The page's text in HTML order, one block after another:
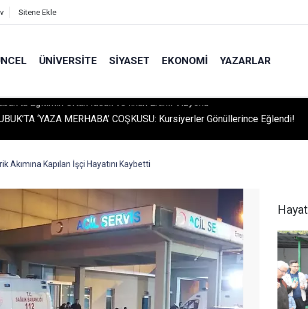
Sitene Ekle
ÜNIVERSITE SIYASET EKONOMI YAZARLAR
‘YAZA MERHABA’ COŞKUSU: Kursiyerler Gönüllerince Eğlendi!
Akımına Kapılan İşçi Hayatını Kaybetti
Hayat